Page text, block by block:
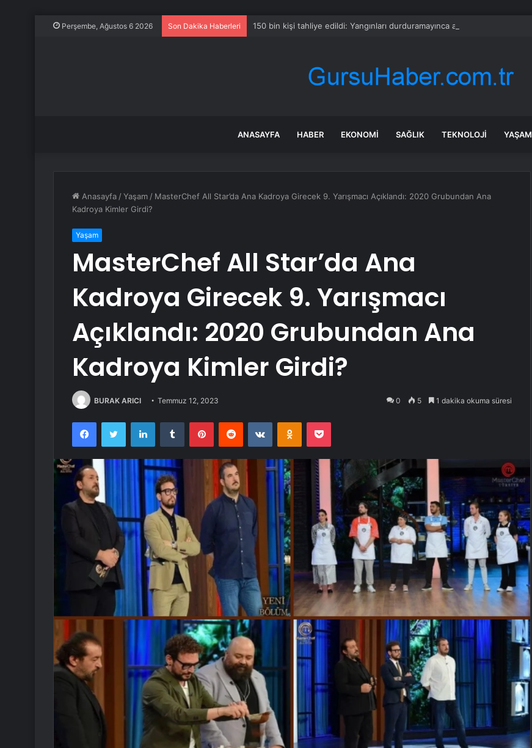
Perşembe, Ağustos 6 2026 Son Dakika Haberleri 150 bin kişi tahliye edildi: Yangınları durduramayınca atları saldılar
ANASAYFA HABER EKONOMI SAĞLIK TEKNOLOJI YAŞAM
Anasayfa /Yaşam / MasterChef All Star’da Ana Kadroya Girecek 9. Yarışmacı Açıklandı: 2020 Grubundan Ana
Kadroya Kimler Girdi?
Yaşam
MasterChef All Star’da Ana
Kadroya Girecek 9. Yarışmacı
Açıklandı: 2020 Grubundan Ana
Kadroya Kimler Girdi?
BURAK ARICI Temmuz 12, 2023 0 5 1 dakika okuma süresi
FacebookTwitter LinkedInTumblr PinterestReddit VKontakteOdnoklassniki
Pocket